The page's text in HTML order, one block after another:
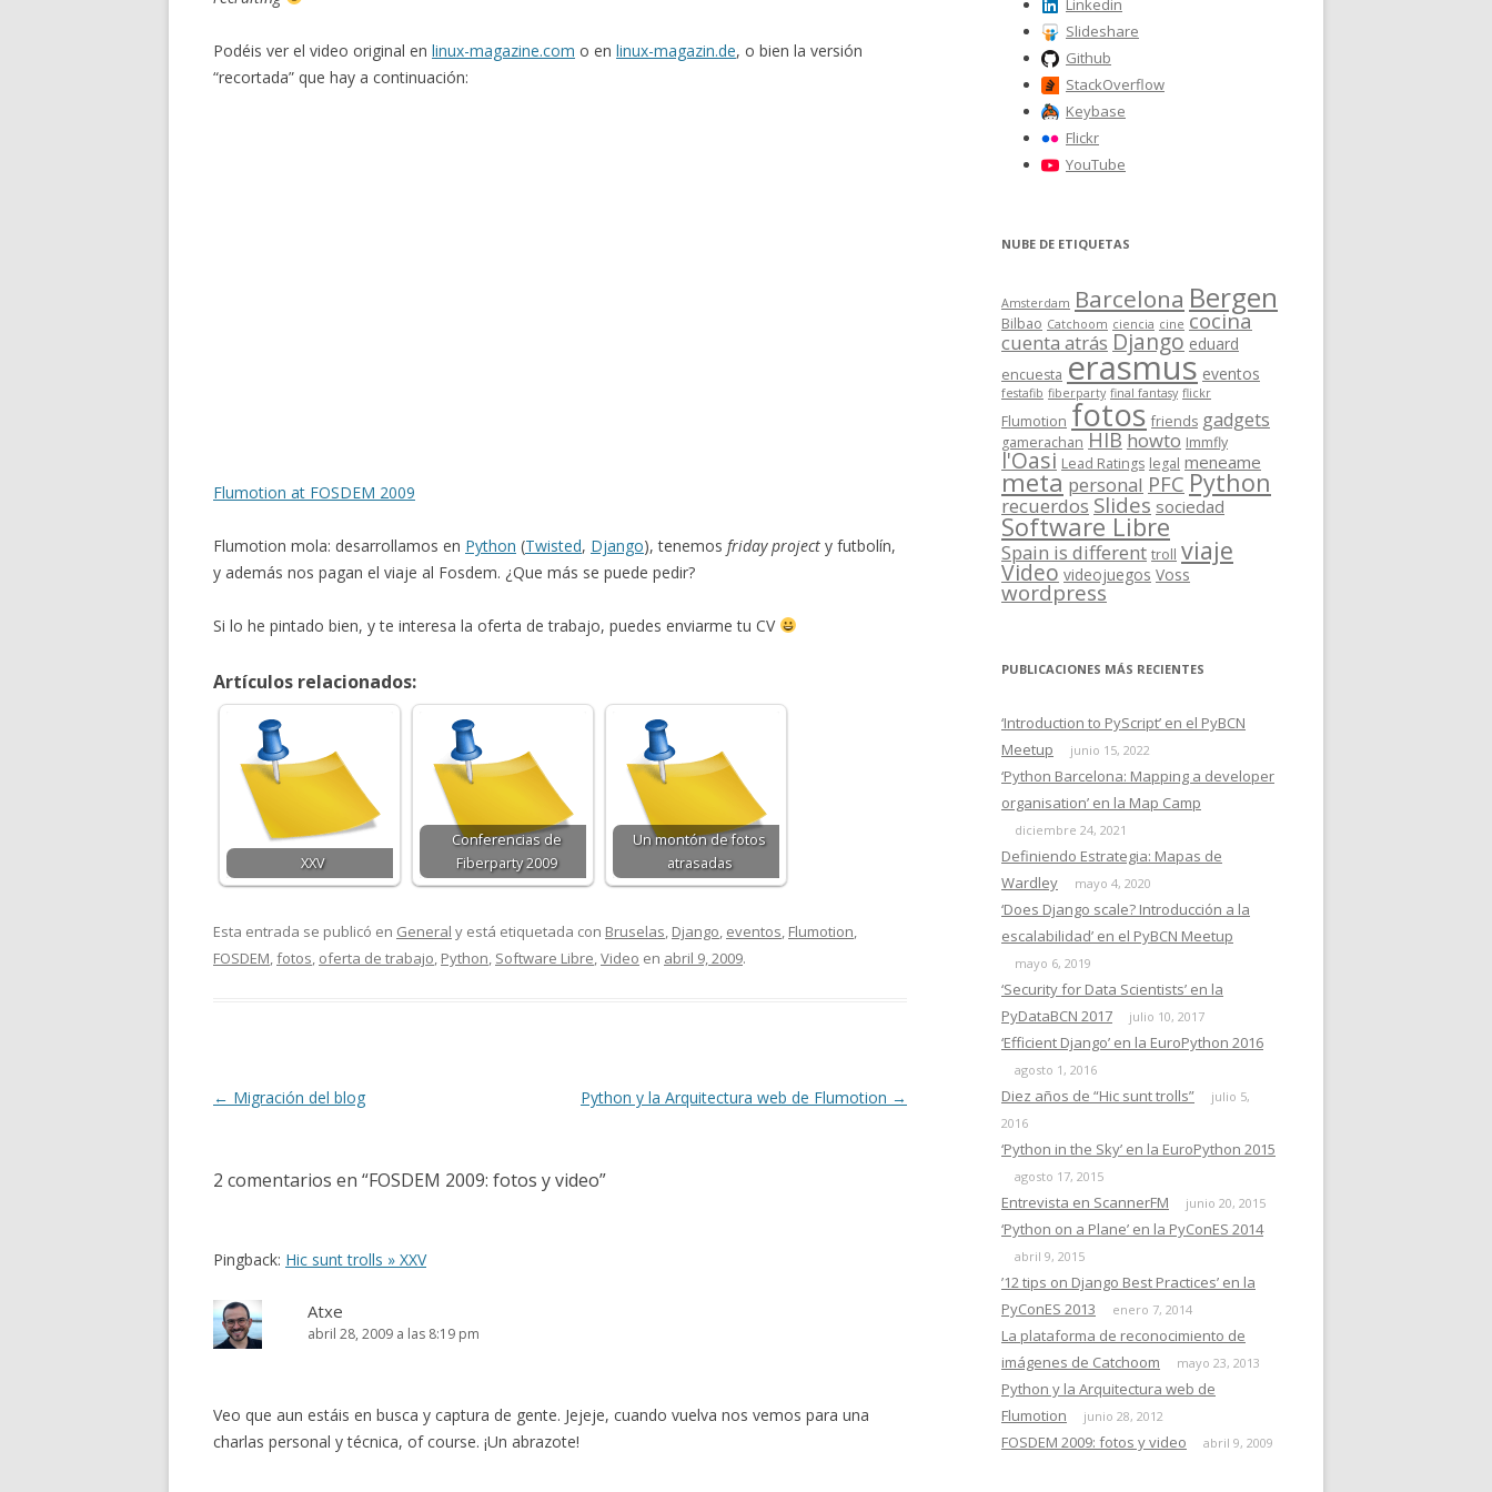
Podéis ver el video original en linux-magazine.com o en linux-magazin.de, o bien la versión
“recortada” que hay a continuación:
Flumotion at FOSDEM 2009
Flumotion mola: desarrollamos en Python (Twisted, Django), tenemos friday project y futbolín,
y además nos pagan el viaje al Fosdem. ¿Que más se puede pedir?
Si lo he pintado bien, y te interesa la oferta de trabajo, puedes enviarme tu CV
Artículos relacionados:
XXV
Conferencias de
Fiberparty 2009
Un montón de fotos
atrasadas
Esta entrada se publicó en General y está etiquetada con Bruselas, Django, eventos, Flumotion,
FOSDEM,fotos, oferta de trabajo, Python, Software Libre,Video en abril 9, 2009.
Navegación
← Migración del blog Python y la Arquitectura web de Flumotion →
2 comentarios en “FOSDEM 2009: fotos y video”
Pingback: Hic sunt trolls » XXV
Atxe
abril 28, 2009 a las 8:19 pm
Veo que aun estáis en busca y captura de gente. Jejeje, cuando vuelva nos vemos para una
charlas personal y técnica, of course. ¡Un abrazote!
Linkedin
Slideshare
Github
StackOverflow
Keybase
Flickr
YouTube
NUBE DE ETIQUETAS
Amsterdam Barcelona Bergen
Bilbao Catchoom ciencia cine cocina
cuenta atrás Django eduard
encuesta erasmus eventos
festafib fiberparty final fantasy flickr
Flumotion fotos friends gadgets
gamerachan HIB howto Immfly
l'Oasi Lead Ratings legal meneame
meta personal PFC Python
recuerdos Slides sociedad
Software Libre
Spain is different troll viaje
Video videojuegos Voss
wordpress
PUBLICACIONES MÁS RECIENTES
‘Introduction to PyScript’ en el PyBCN
Meetup
junio 15, 2022
‘Python Barcelona: Mapping a developer
organisation’ en la Map Camp
diciembre 24, 2021
Definiendo Estrategia: Mapas de
Wardley
mayo 4, 2020
‘Does Django scale? Introducción a la
escalabilidad’ en el PyBCN Meetup
mayo 6, 2019
‘Security for Data Scientists’ en la
PyDataBCN 2017
julio 10, 2017
‘Efficient Django’ en la EuroPython 2016
agosto 1, 2016
Diez años de “Hic sunt trolls”
julio 5,
2016
‘Python in the Sky’ en la EuroPython 2015
agosto 17, 2015
Entrevista en ScannerFM junio 20, 2015
‘Python on a Plane’ en la PyConES 2014
abril 9, 2015
’12 tips on Django Best Practices’ en la
PyConES 2013
enero 7, 2014
La plataforma de reconocimiento de
imágenes de Catchoom
mayo 23, 2013
Python y la Arquitectura web de
Flumotion
junio 28, 2012
FOSDEM 2009: fotos y video abril 9, 2009